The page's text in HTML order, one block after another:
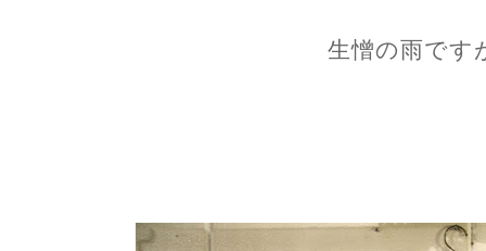
生憎の雨です